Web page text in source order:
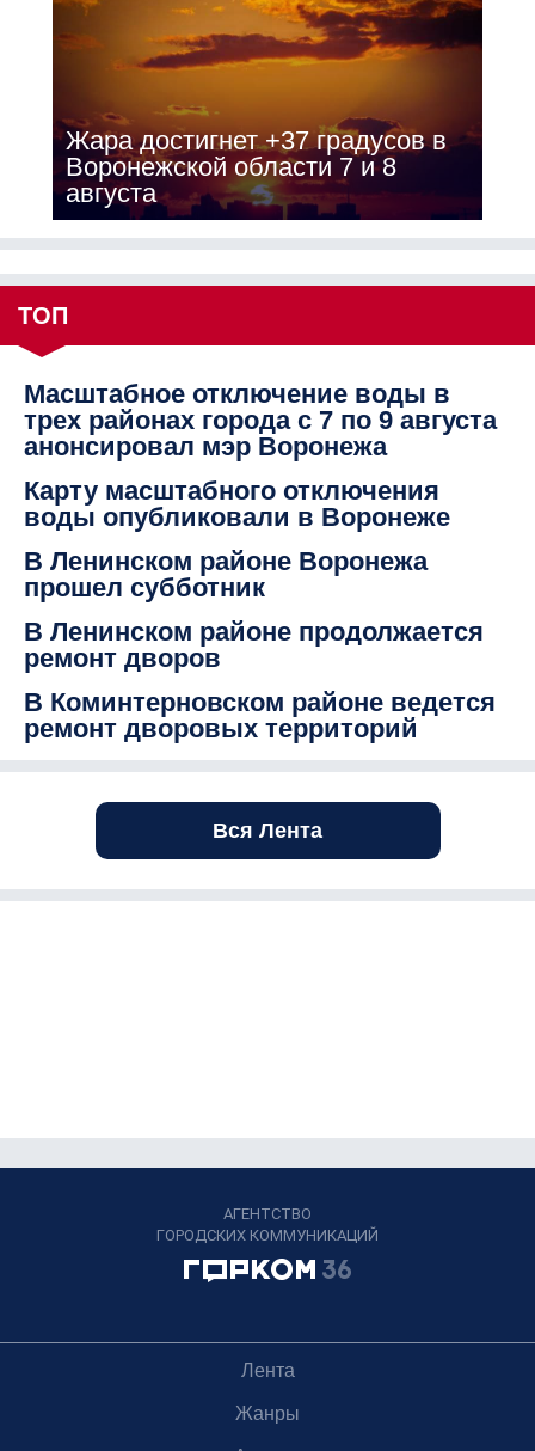
Жара достигнет +37 градусов в
Воронежской области 7 и 8
августа
ТОП
Масштабное отключение воды в
трех районах города с 7 по 9 августа
анонсировал мэр Воронежа
Карту масштабного отключения
воды опубликовали в Воронеже
В Ленинском районе Воронежа
прошел субботник
В Ленинском районе продолжается
ремонт дворов
В Коминтерновском районе ведется
ремонт дворовых территорий
Вся Лента
АГЕНТСТВО
ГОРОДСКИХ КОММУНИКАЦИЙ
Лента
Жанры